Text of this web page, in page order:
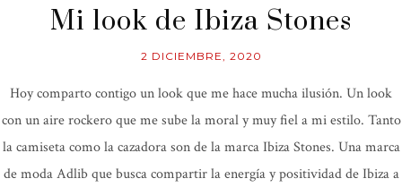
Mi look de Ibiza Stones
2 DICIEMBRE, 2020
Hoy comparto contigo un look que me hace mucha ilusión. Un look
con un aire rockero que me sube la moral y muy fiel a mi estilo. Tanto
la camiseta como la cazadora son de la marca Ibiza Stones. Una marca
de moda Adlib que busca compartir la energía y positividad de Ibiza a